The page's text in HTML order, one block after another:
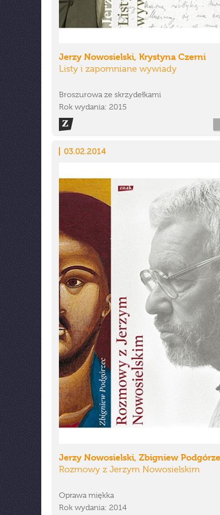
Jerzy Nowosielski, Krystyna Czerni
Listy i zapomniane wywiady
Broszurowa ze skrzydełkami
Rok wydania: 2015
03.02.2014
Jerzy Nowosielski, Zbigniew
Rozmowy z Jerzym Nowosielskim
Oprawa miękka
Rok wydania: 2014